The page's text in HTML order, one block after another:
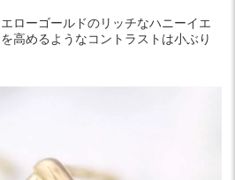
ローゴールドのリッチなハニーイエ
高めるようなコントラストは小ぶり